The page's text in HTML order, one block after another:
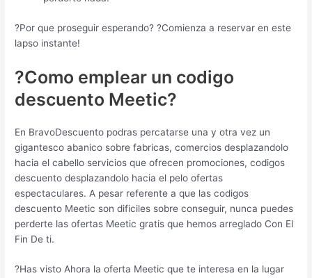
?Por que proseguir esperando? ?Comienza a reservar en este
lapso instante!
?Como emplear un codigo
descuento Meetic?
En BravoDescuento podras percatarse una y otra vez un
gigantesco abanico sobre fabricas, comercios desplazandolo
hacia el cabello servicios que ofrecen promociones, codigos
descuento desplazandolo hacia el pelo ofertas
espectaculares. A pesar referente a que las codigos
descuento Meetic son dificiles sobre conseguir, nunca puedes
perderte las ofertas Meetic gratis que hemos arreglado Con El
Fin De ti.
?Has visto Ahora la oferta Meetic que te interesa en la lugar